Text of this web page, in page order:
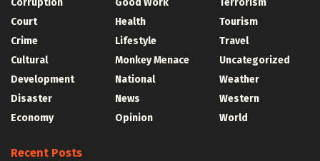
Corruption
Court
Crime
Cultural
Development
Disaster
Economy
Good Work
Health
Lifestyle
Monkey Menace
National
News
Opinion
Terrorism
Tourism
Travel
Uncategorized
Weather
Western
World
Recent Posts